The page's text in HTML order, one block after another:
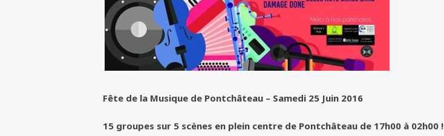
Fête de la Musique de Pontchâteau – Samedi 25 Juin 2016
15 groupes sur 5 scènes en plein centre de Pontchâteau de 17h00 à 02h00 !